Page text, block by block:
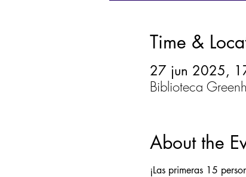
Time &
27 jun 2025,
Biblioteca
About the
¡Las primeras 15